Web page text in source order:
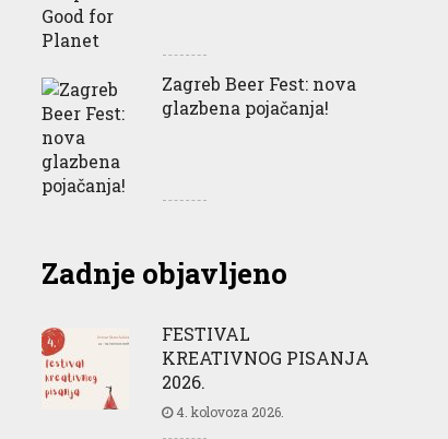
Zagreb Beer Fest: nova
glazbena pojačanja!
Zadnje objavljeno
FESTIVAL
KREATIVNOG PISANJA
2026.
4. kolovoza 2026.